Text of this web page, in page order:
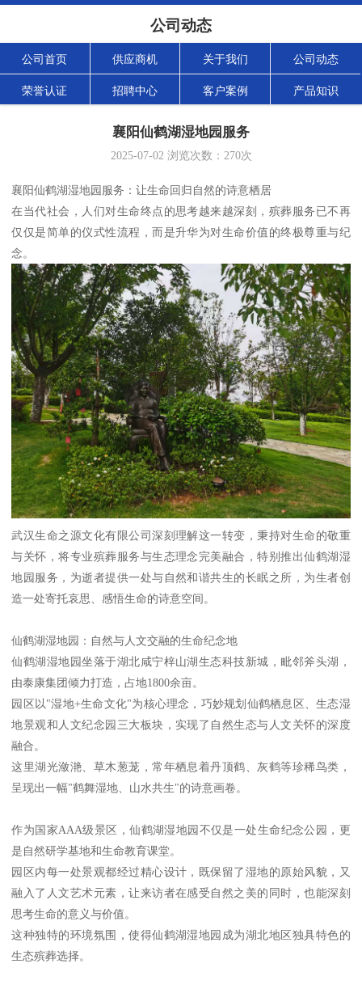
公司动态
公司首页 供应商机 关于我们 公司动态
荣誉认证 招聘中心 客户案例 产品知识
襄阳仙鹤湖湿地园服务
2025-07-02浏览次数： 270次
襄阳仙鹤湖湿地园服务：让生命回归自然的诗意栖居
在当代社会，人们对生命终点的思考越来越深刻，殡葬服务已不再
仅仅是简单的仪式性流程，而是升华为对生命价值的终极尊重与纪
念。
武汉生命之源文化有限公司深刻理解这一转变，秉持对生命的敬重
与关怀，将专业殡葬服务与生态理念完美融合，特别推出仙鹤湖湿
地园服务，为逝者提供一处与自然和谐共生的长眠之所，为生者创
造一处寄托哀思、感悟生命的诗意空间。
仙鹤湖湿地园：自然与人文交融的生命纪念地
仙鹤湖湿地园坐落于湖北咸宁梓山湖生态科技新城，毗邻斧头湖，
由泰康集团倾力打造，占地1800余亩。
园区以"湿地+生命文化"为核心理念，巧妙规划仙鹤栖息区、生态湿
地景观和人文纪念园三大板块，实现了自然生态与人文关怀的深度
融合。
这里湖光潋滟、草木葱茏，常年栖息着丹顶鹤、灰鹤等珍稀鸟类，
呈现出一幅"鹤舞湿地、山水共生"的诗意画卷。
作为国家AAA级景区，仙鹤湖湿地园不仅是一处生命纪念公园，更
是自然研学基地和生命教育课堂。
园区内每一处景观都经过精心设计，既保留了湿地的原始风貌，又
融入了人文艺术元素，让来访者在感受自然之美的同时，也能深刻
思考生命的意义与价值。
这种独特的环境氛围，使得仙鹤湖湿地园成为湖北地区独具特色的
生态殡葬选择。